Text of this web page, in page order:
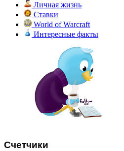
Личная жизнь
Ставки
World of Warcraft
Интересные факты
Счетчики